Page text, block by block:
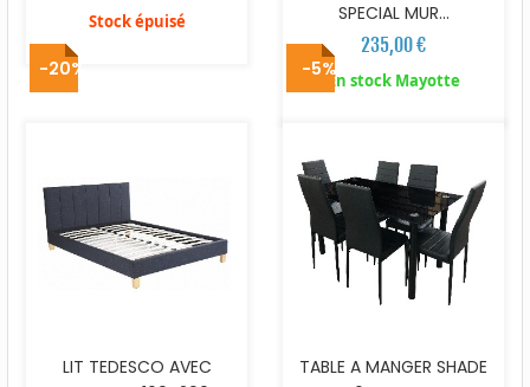
Stock épuisé
SPECIAL MUR...
235,00 €
En stock Mayotte
-20%
LIT TEDESCO AVEC
-5%
TABLE A MANGER SHADE